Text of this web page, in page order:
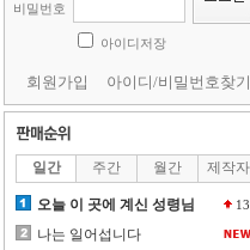
비밀번호
아이디저장
회원가입 아이디/비밀번호찾기